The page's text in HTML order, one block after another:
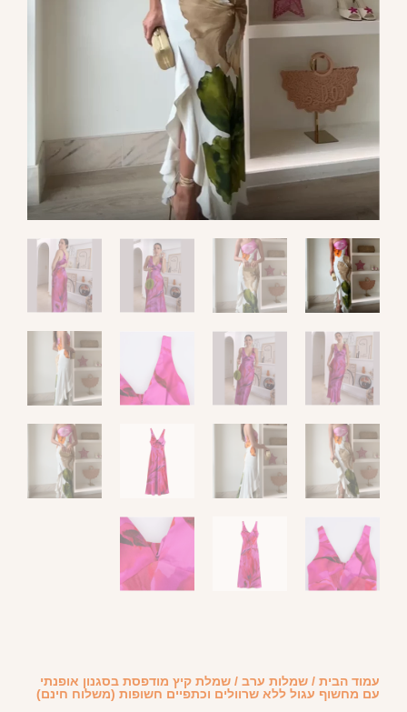
עמוד הבית / שמלות ערב / שמלת קיץ מודפסת בסגנון אופנתי
עם מחשוף עגול ללא שרוולים וכתפיים חשופות (משלוח חינם)